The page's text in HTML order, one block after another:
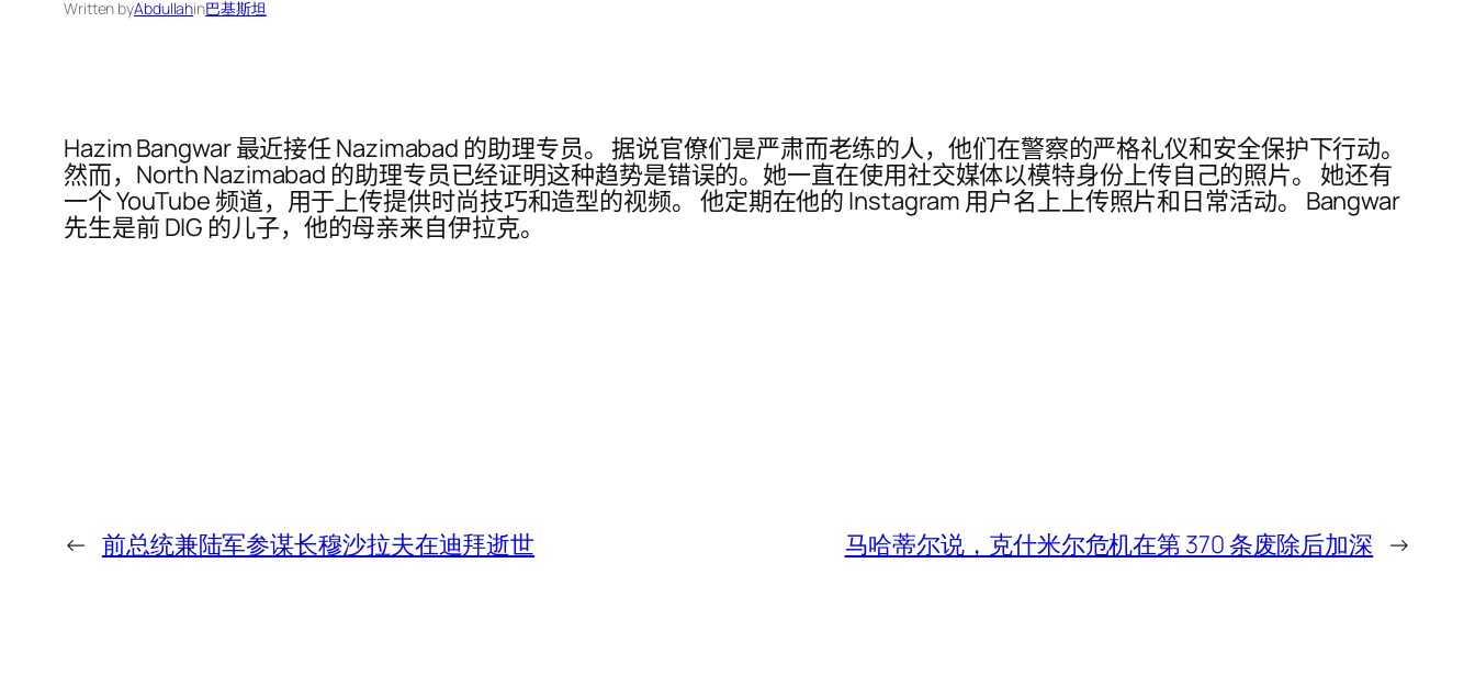
Written byAbdullahin巴基斯坦
Hazim Bangwar 最近接任 Nazimabad 的助理专员。 据说官僚们是严肃而老练的人，他们在警察的严格礼仪和安全保护下行动。
然而，North Nazimabad 的助理专员已经证明这种趋势是错误的。她一直在使用社交媒体以模特身份上传自己的照片。 她还有
一个 YouTube 频道，用于上传提供时尚技巧和造型的视频。 他定期在他的 Instagram 用户名上上传照片和日常活动。 Bangwar
先生是前 DIG 的儿子，他的母亲来自伊拉克。
← 前总统兼陆军参谋长穆沙拉夫在迪拜逝世 马哈蒂尔说，克什米尔危机在第 370 条废除后加深 →